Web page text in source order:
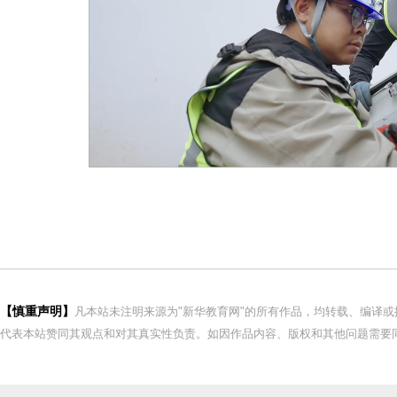
【慎重声明】
凡本站未注明来源为"新华教育网"的所有作品，均转载、编译
代表本站赞同其观点和对其真实性负责。如因作品内容、版权和其他问题需